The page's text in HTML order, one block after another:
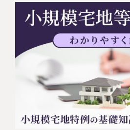
られた特例です。 この趣旨を踏まえると、配偶者か亡くなった人と
同居…